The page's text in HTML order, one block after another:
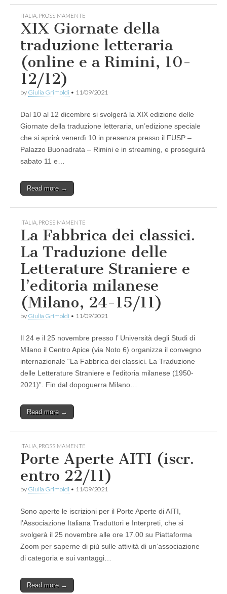
ITALIA PROSSIMAMENTE
XIX Giornate della
traduzione letteraria
(online e a Rimini, 10-
12/12)
by Giulia Grimoldi • 11/09/2021
Dal 10 al 12 dicembre si svolgerà la XIX edizione delle
Giornate della traduzione letteraria, un’edizione speciale
che si aprirà venerdì 10 in presenza presso il FUSP –
Palazzo Buonadrata – Rimini e in streaming, e proseguirà
sabato 11 e…
Read more →
ITALIA PROSSIMAMENTE
La Fabbrica dei classici.
La Traduzione delle
Letterature Straniere e
l’editoria milanese
(Milano, 24-15/11)
by Giulia Grimoldi • 11/09/2021
Il 24 e il 25 novembre presso l’ Università degli Studi di
Milano il Centro Apice (via Noto 6) organizza il convegno
internazionale “La Fabbrica dei classici. La Traduzione
delle Letterature Straniere e l’editoria milanese (1950-
2021)”. Fin dal dopoguerra Milano…
Read more →
ITALIA PROSSIMAMENTE
Porte Aperte AITI (iscr.
entro 22/11)
by Giulia Grimoldi • 11/09/2021
Sono aperte le iscrizioni per il Porte Aperte di AITI,
l’Associazione Italiana Traduttori e Interpreti, che si
svolgerà il 25 novembre alle ore 17.00 su Piattaforma
Zoom per saperne di più sulle attività di un’associazione
di categoria e sui vantaggi…
Read more →